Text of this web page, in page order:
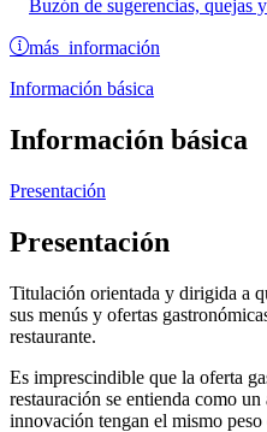
Buzón de sugerencias, quejas
más información
Información básica
Información básica
Presentación
Presentación
Titulación orientada y dirigida a
sus menús y ofertas
restaurante.
Es imprescindible que la oferta
restauración se entienda como
innovación tengan el mismo peso